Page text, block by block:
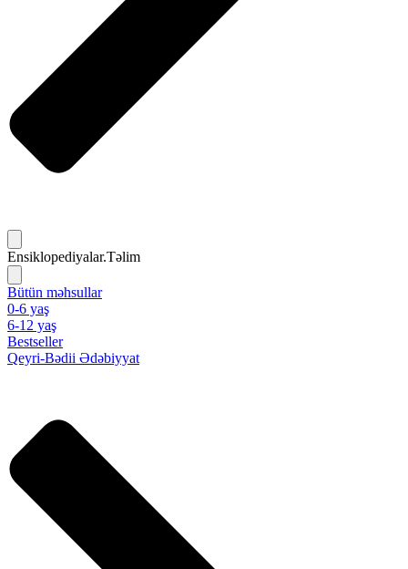
Ensiklopediyalar.Təlim
Bütün məhsullar
0-6 yaş
6-12 yaş
Bestseller
Qeyri-Bədii Ədəbiyyat